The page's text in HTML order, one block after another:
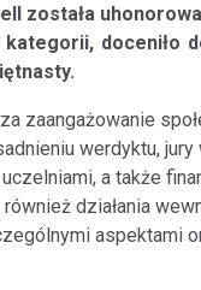
została
doceniło
zaangażowanie
werdyktu, jury
a także
działania
aspektami